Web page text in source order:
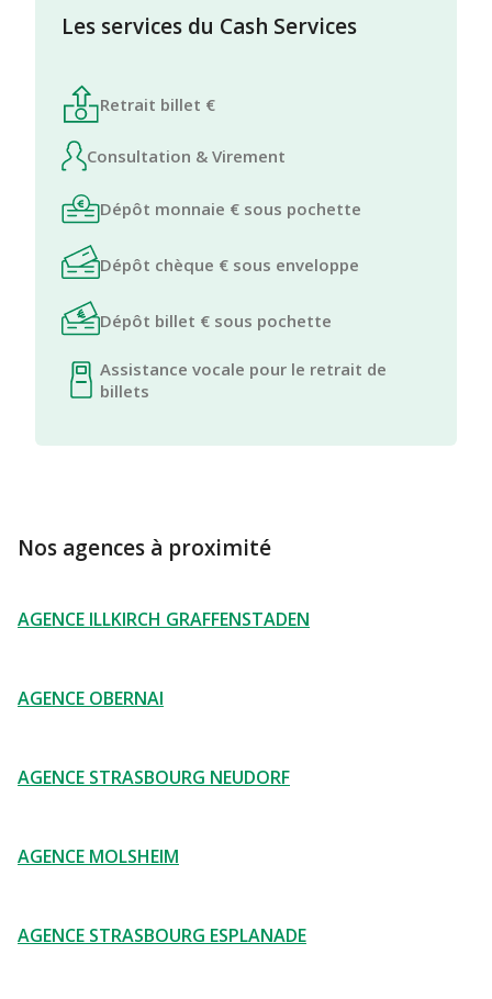
Les services du Cash Services
Retrait billet €
Consultation & Virement
Dépôt monnaie € sous pochette
Dépôt chèque € sous enveloppe
Dépôt billet € sous pochette
Assistance vocale pour le retrait de
billets
Nos agences à proximité
AGENCE ILLKIRCH GRAFFENSTADEN
AGENCE OBERNAI
AGENCE STRASBOURG NEUDORF
AGENCE MOLSHEIM
AGENCE STRASBOURG ESPLANADE